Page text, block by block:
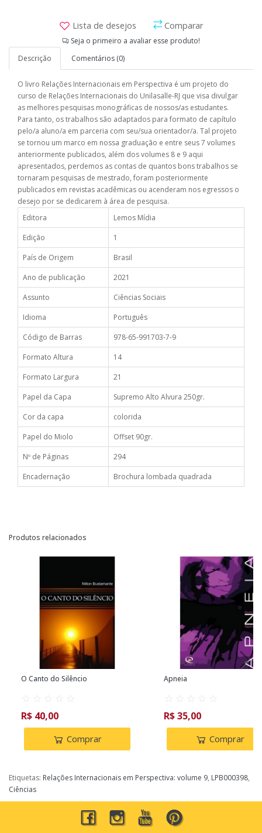
Lista de desejos Comparar
Seja o primeiro a avaliar esse produto!
Descrição
Comentários (0)
O livro Relações Internacionais em Perspectiva é um projeto do
curso de Relações Internacionais do Unilasalle-RJ que visa divulgar
as melhores pesquisas monográficas de nossos/as estudantes.
Para tanto, os trabalhos são adaptados para formato de capítulo
pelo/a aluno/a em parceria com seu/sua orientador/a. Tal projeto
se tornou um marco em nossa graduação e entre seus 7 volumes
anteriormente publicados, além dos volumes 8 e 9 aqui
apresentados, perdemos as contas de quantos bons trabalhos se
tornaram pesquisas de mestrado, foram posteriormente
publicados em revistas acadêmicas ou acenderam nos egressos o
desejo por se dedicarem à área de pesquisa.
Editora
Lemos Mídia
Edição
1
País de Origem
Brasil
Ano de publicação
2021
Assunto
Ciências Sociais
Idioma
Português
Código de Barras
978-65-991703-7-9
Formato Altura
14
Formato Largura
21
Papel da Capa
Supremo Alto Alvura 250gr.
Cor da capa
colorida
Papel do Miolo
Offset 90gr.
Nº de Páginas
294
Encadernação
Brochura lombada quadrada
Produtos relacionados
O Canto do Silêncio
R$ 40,00
Comprar
Apneia
R$ 35,00
Comprar
Etiquetas: Relações Internacionais em Perspectiva: volume 9, LPB000398,
Ciências